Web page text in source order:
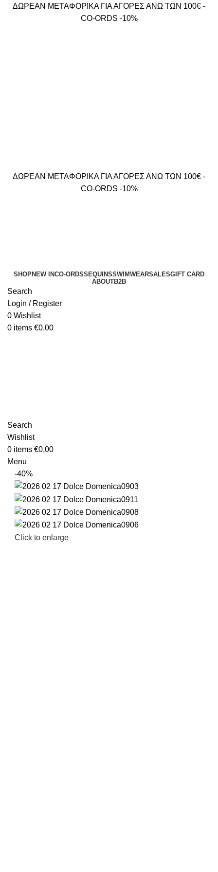
ΔΩΡΕΑΝ ΜΕΤΑΦΟΡΙΚΑ ΓΙΑ ΑΓΟΡΕΣ ΑΝΩ ΤΩΝ 100€ -
CO-ORDS -10%
ΔΩΡΕΑΝ ΜΕΤΑΦΟΡΙΚΑ ΓΙΑ ΑΓΟΡΕΣ ΑΝΩ ΤΩΝ 100€ -
CO-ORDS -10%
SHOPNEW INCO-ORDSSEQUINSSWIMWEARSALESGIFT CARD
ABOUTB2B
Search
Login / Register
0 Wishlist
0 items €0,00
Search
Wishlist
0 items €0,00
Menu
-40%
Click to enlarge